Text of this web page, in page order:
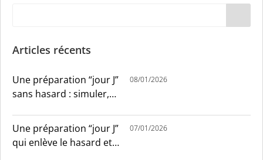
Articles récents
Une préparation “jour J”
sans hasard : simuler,
08/01/2026
Une préparation “jour J”
qui enlève le hasard et
07/01/2026